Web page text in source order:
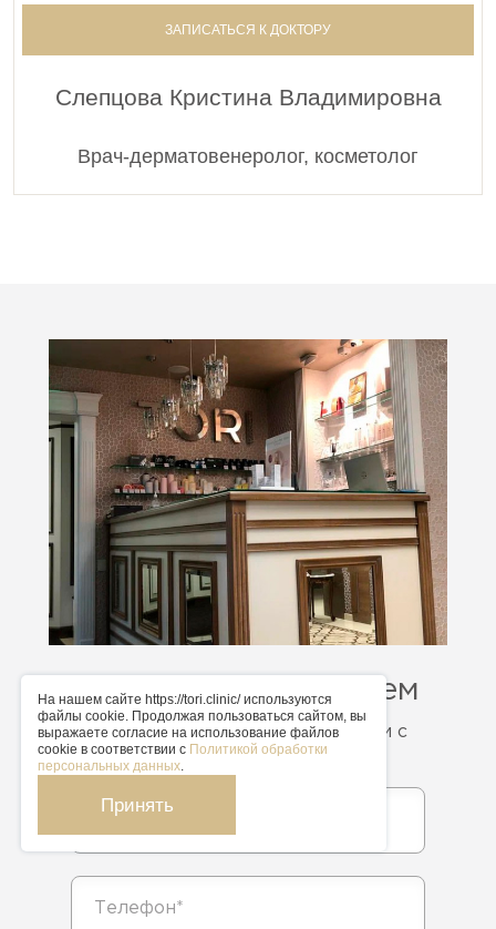
ЗАПИСАТЬСЯ К ДОКТОРУ
Слепцова Кристина Владимировна
Врач-дерматовенеролог, косметолог
Записаться на прием
Напишите свой номер телефона, и с
Вами обязательно свяжутся
На нашем сайте https://tori.clinic/ используются
файлы cookie. Продолжая пользоваться сайтом, вы
выражаете согласие на использование файлов
cookie в соответствии с Политикой обработки
персональных данных.
Принять